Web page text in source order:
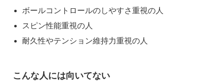
ボールコントロールのしやすさ重視の人
スピン性能重視の人
耐久性やテンション維持力重視の人
こんな人には向いてない